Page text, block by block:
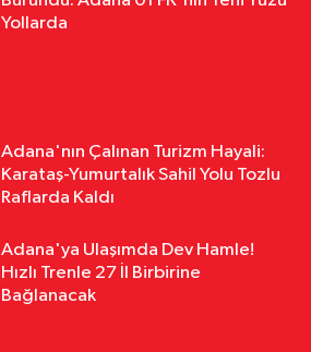
Yollarda
Adana'nın Çalınan Turizm Hayali:
Karataş-Yumurtalık Sahil Yolu Tozlu
Raflarda Kaldı
Adana'ya Ulaşımda Dev Hamle!
Hızlı Trenle 27 İl Birbirine
Bağlanacak